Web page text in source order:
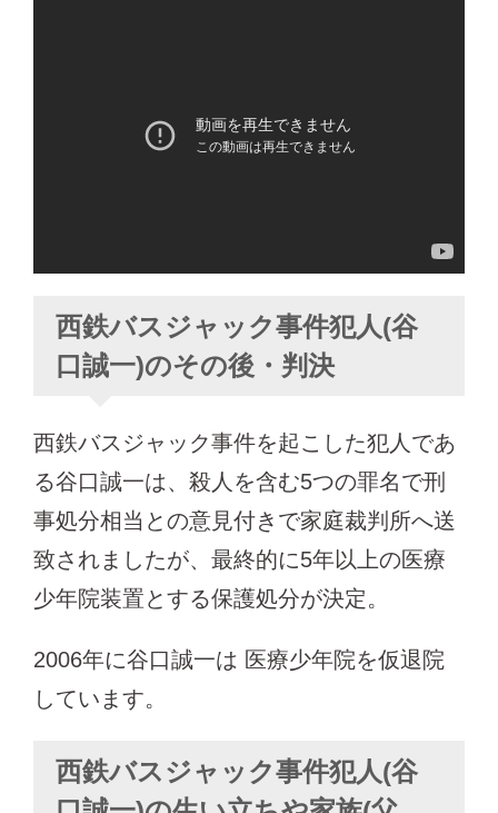
西鉄バスジャック事件犯人(谷
口誠一)のその後・判決
西鉄バスジャック事件を起こした犯人であ
る谷口誠一は、殺人を含む5つの罪名で刑
事処分相当との意見付きで家庭裁判所へ送
致されましたが、最終的に5年以上の医療
少年院装置とする保護処分が決定。
2006年に谷口誠一は 医療少年院を仮退院
しています。
西鉄バスジャック事件犯人(谷